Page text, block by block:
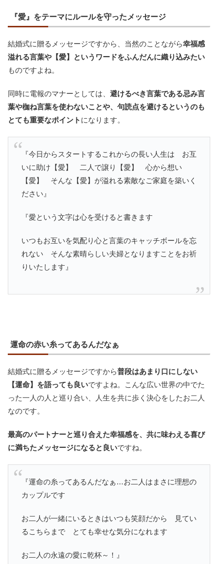
『愛』をテーマにルールを守ったメッセージ
結婚式に贈るメッセージですから、当然のことながら幸福感
溢れる言葉や【愛】というワードをふんだんに織り込みたい
ものですよね。
同時に電報のマナーとしては、 避けるべき言葉である忌み言
葉や枷ね言葉を使わないことや、句読点を避けるというのも
とても重要なポイント になります。
『今日からスタートするこれからの長い人生は お互
いに助け【愛】 二人で譲り【愛】 心から想い
【愛】 そんな【愛】が溢れる素敵なご家庭を築いく
ださい』
『愛という文字は心を受けると書きます
いつもお互いを気配り心と言葉のキャッチボールを忘
れない そんな素晴らしい夫婦となりますことをお祈
りいたします』
運命の赤い糸ってあるんだなぁ
結婚式に贈るメッセージですから普段はあまり口にしない
【運命】を語っても良いですよね。こんな広い世界の中でた
った一人の人と巡り合い、人生を共に歩く決心をしたお二人
なのです。
最高のパートナーと巡り合えた幸福感を、共に味わえる喜び
に満ちたメッセージになると良いですね。
『運命の糸ってあるんだなぁ…お二人はまさに理想の
カップルです
お二人が一緒にいるときはいつも笑顔だから 見てい
るこちらまで とても幸せな気分になれます
お二人の永遠の愛に乾杯～！』